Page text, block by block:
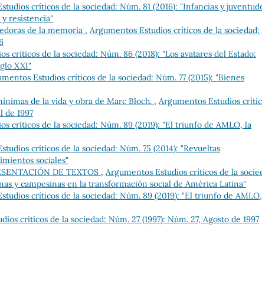
críticos de la sociedad: Núm. 81 (2016): "Infancias y
resistencia"
de la memoria , Argumentos Estudios críticos de la sociedad:
críticos de la sociedad: Núm. 86 (2018): "Los avatares del Estado:
XXI"
Estudios críticos de la sociedad: Núm. 77 (2015): "Bienes
de la vida y obra de Marc Bloch. , Argumentos Estudios
de 1997
críticos de la sociedad: Núm. 89 (2019): "El triunfo de AMLO, la
críticos de la sociedad: Núm. 75 (2014): "Revueltas
sociales"
DE TEXTOS , Argumentos Estudios críticos de la
y campesinas en la transformación social de América Latina"
críticos de la sociedad: Núm. 89 (2019): "El triunfo de
críticos de la sociedad: Núm. 27 (1997): Núm. 27, Agosto de 1997